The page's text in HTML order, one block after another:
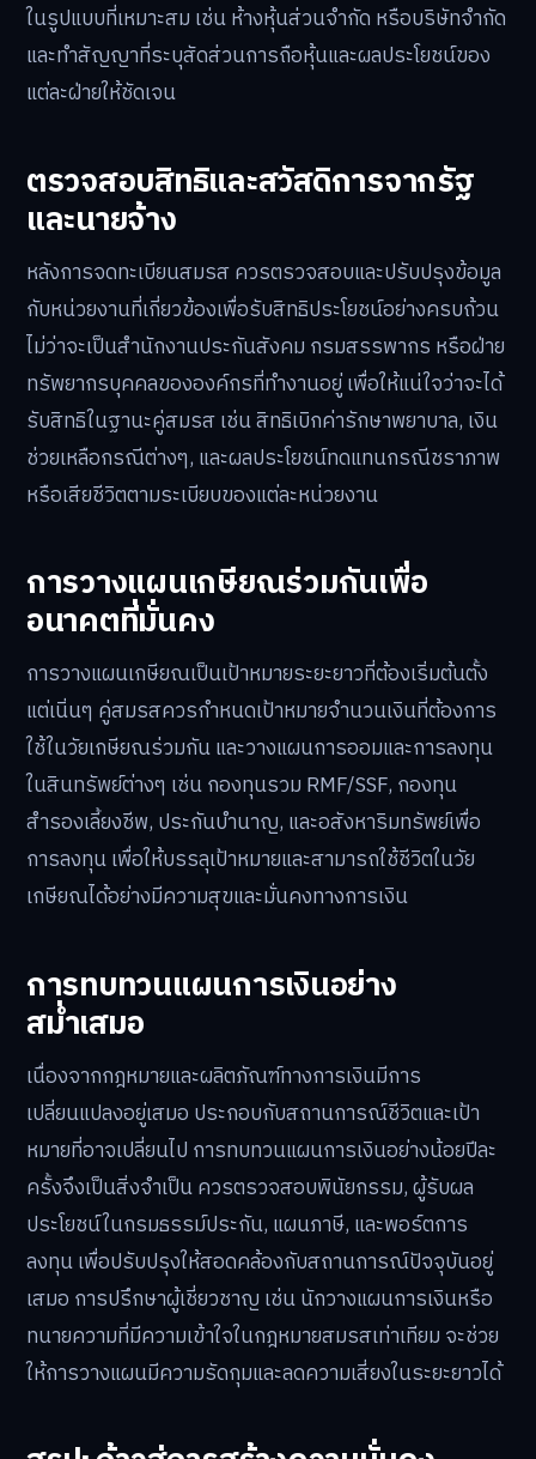
ในรูปแบบที่เหมาะสม เช่น ห้างหุ้นส่วนจำกัด หรือบริษัทจำกัด
และทำสัญญาที่ระบุสัดส่วนการถือหุ้นและผลประโยชน์ของ
แต่ละฝ่ายให้ชัดเจน
ตรวจสอบสิทธิและสวัสดิการจากรัฐ
และนายจ้าง
หลังการจดทะเบียนสมรส ควรตรวจสอบและปรับปรุงข้อมูล
กับหน่วยงานที่เกี่ยวข้องเพื่อรับสิทธิประโยชน์อย่างครบถ้วน
ไม่ว่าจะเป็นสำนักงานประกันสังคม กรมสรรพากร หรือฝ่าย
ทรัพยากรบุคคลขององค์กรที่ทำงานอยู่ เพื่อให้แน่ใจว่าจะได้
รับสิทธิในฐานะคู่สมรส เช่น สิทธิเบิกค่ารักษาพยาบาล, เงิน
ช่วยเหลือกรณีต่างๆ, และผลประโยชน์ทดแทนกรณีชราภาพ
หรือเสียชีวิตตามระเบียบของแต่ละหน่วยงาน
การวางแผนเกษียณร่วมกันเพื่อ
อนาคตที่มั่นคง
การวางแผนเกษียณเป็นเป้าหมายระยะยาวที่ต้องเริ่มต้นตั้ง
แต่เนิ่นๆ คู่สมรสควรกำหนดเป้าหมายจำนวนเงินที่ต้องการ
ใช้ในวัยเกษียณร่วมกัน และวางแผนการออมและการลงทุน
ในสินทรัพย์ต่างๆ เช่น กองทุนรวม RMF/SSF, กองทุน
สำรองเลี้ยงชีพ, ประกันบำนาญ, และอสังหาริมทรัพย์เพื่อ
การลงทุน เพื่อให้บรรลุเป้าหมายและสามารถใช้ชีวิตในวัย
เกษียณได้อย่างมีความสุขและมั่นคงทางการเงิน
การทบทวนแผนการเงินอย่าง
สม่ำเสมอ
เนื่องจากกฎหมายและผลิตภัณฑ์ทางการเงินมีการ
เปลี่ยนแปลงอยู่เสมอ ประกอบกับสถานการณ์ชีวิตและเป้า
หมายที่อาจเปลี่ยนไป การทบทวนแผนการเงินอย่างน้อยปีละ
ครั้งจึงเป็นสิ่งจำเป็น ควรตรวจสอบพินัยกรรม, ผู้รับผล
ประโยชน์ในกรมธรรม์ประกัน, แผนภาษี, และพอร์ตการ
ลงทุน เพื่อปรับปรุงให้สอดคล้องกับสถานการณ์ปัจจุบันอยู่
เสมอ การปรึกษาผู้เชี่ยวชาญ เช่น นักวางแผนการเงินหรือ
ทนายความที่มีความเข้าใจในกฎหมายสมรสเท่าเทียม จะช่วย
ให้การวางแผนมีความรัดกุมและลดความเสี่ยงในระยะยาวได้